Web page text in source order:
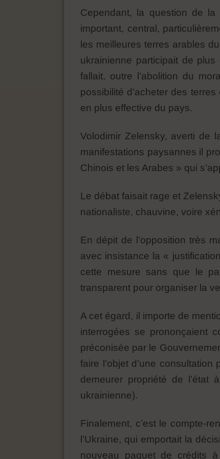
Cependant, la question de la
important, central,
les meilleures terres arables
ukrainienne participait de
fallait, outre l’abolition du
possibilité d’acheter des
en plus effective du pays.
Volodimir Zelensky, averti de
manifestations paysannes il
Chinois et les Arabes » qui
Le débat faisait rage et
nationaliste, chauvine, voire
En dépit de l’opposition très
avec insistance la «
cette mesure sans que le
transparent pour organiser la
A cet égard, il importe de
interrogées se prononçaient
préconisée par le
faire l’objet d’une
demeurer propriété de l’état
ukrainienne).
Finalement, c’est le compte-
l’Ukraine, qui emportait la
nouveau paquet de crédits à